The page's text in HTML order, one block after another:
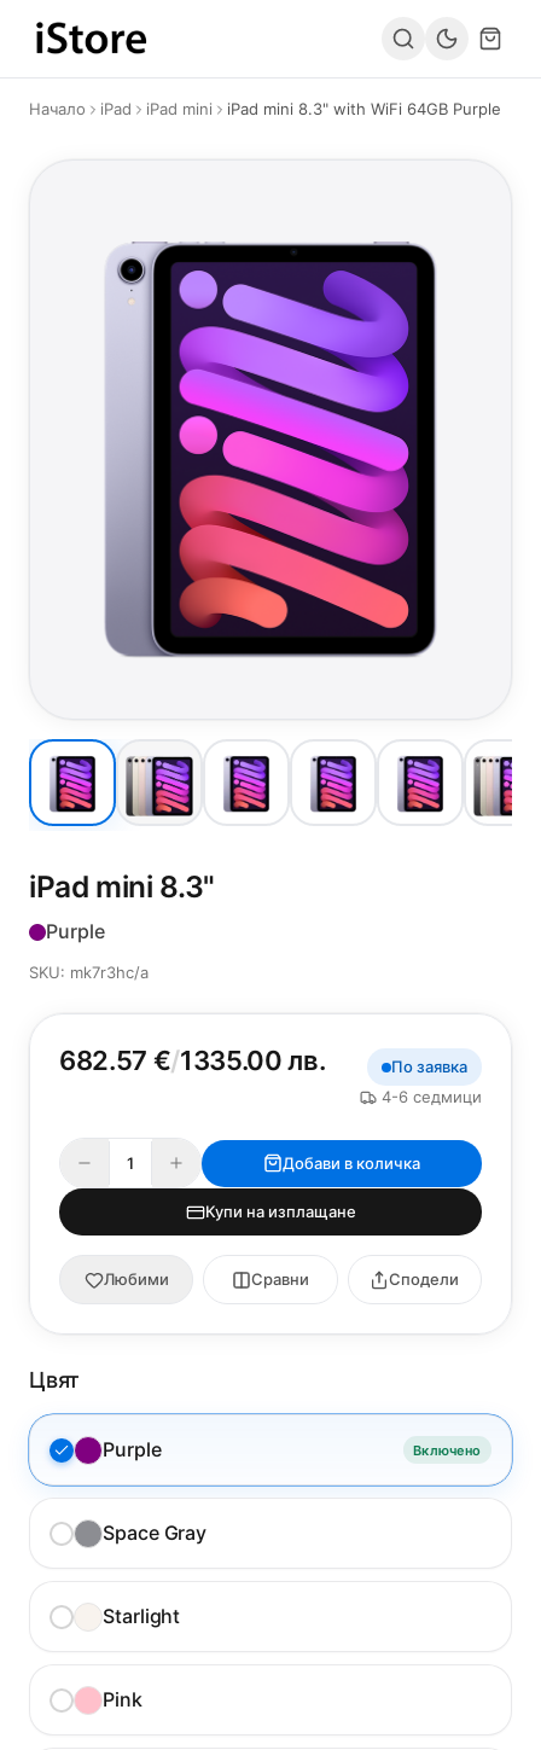
Към съдържанието
Начало iPad iPad mini iPad mini 8.3" with WiFi 64GB Purple
iPad mini 8.3"
Purple
SKU: mk7r3hc/a
682.57 €/1335.00 лв.
По заявка
4-6 седмици
Добави в количка
Купи на изплащане
Любими Сравни Сподели
Цвят
Purple Включено
Space Gray
Starlight
Pink